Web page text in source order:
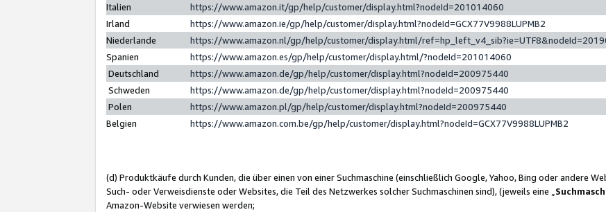
Italien
https://www.amazon.it/gp/help/customer/display.html?nodeId=201014060
Irland
https://www.amazon.ie/gp/help/customer/display.html?nodeId=GCX77V9988LUPMB2
Niederlande
https://www.amazon.nl/gp/help/customer/display.html/
Spanien
https://www.amazon.es/gp/help/customer/display.html/?nodeId=201014060
Deutschland
https://www.amazon.de/gp/help/customer/display.html?nodeId=200975440
Schweden
https://www.amazon.de/gp/help/customer/display.html?nodeId=200975440
Polen
https://www.amazon.pl/gp/help/customer/display.html?nodeId=200975440
Belgien
https://www.amazon.com.be/gp/help/customer/display.html?nodeId=GCX77V9988LUPMB2
(d) Produktkäufe durch Kunden, die über einen von einer Suchmaschine (einschließlich Google, Yahoo, Bing oder andere
Such- oder Verweisdienste oder Websites, die Teil des Netzwerkes solcher Suchmaschinen sind), (jeweils eine „
Amazon-Website verwiesen werden;